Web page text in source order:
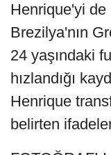
Henrique'yi de
Brezilya'nın
24 yaşındaki
hızlandığı
Henrique
belirten